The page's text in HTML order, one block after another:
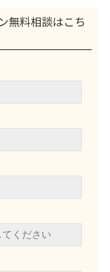
無料相談はこち